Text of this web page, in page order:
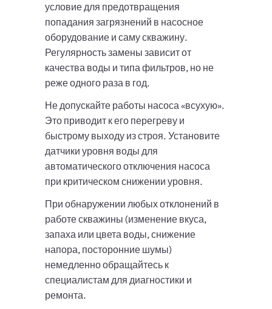
условие для предотвращения
попадания загрязнений в насосное
оборудование и саму скважину.
Регулярность замены зависит от
качества воды и типа фильтров, но не
реже одного раза в год.
Не допускайте работы насоса «всухую».
Это приводит к его перегреву и
быстрому выходу из строя. Установите
датчики уровня воды для
автоматического отключения насоса
при критическом снижении уровня.
При обнаружении любых отклонений в
работе скважины (изменение вкуса,
запаха или цвета воды, снижение
напора, посторонние шумы)
немедленно обращайтесь к
специалистам для диагностики и
ремонта.